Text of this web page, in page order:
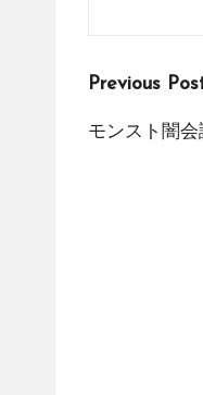
Post
Previous
モンスト闇